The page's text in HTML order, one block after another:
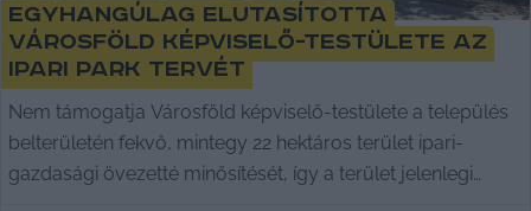
Egyhangúlag elutasította
Városföld képviselő-testülete az
ipari park tervét
Nem támogatja Városföld képviselő-testülete a település
belterületén fekvő, mintegy 22 hektáros terület ipari-
gazdasági övezetté minősítését, így a terület jelenlegi